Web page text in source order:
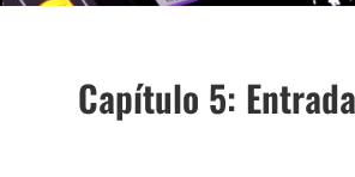
Capítulo 5: